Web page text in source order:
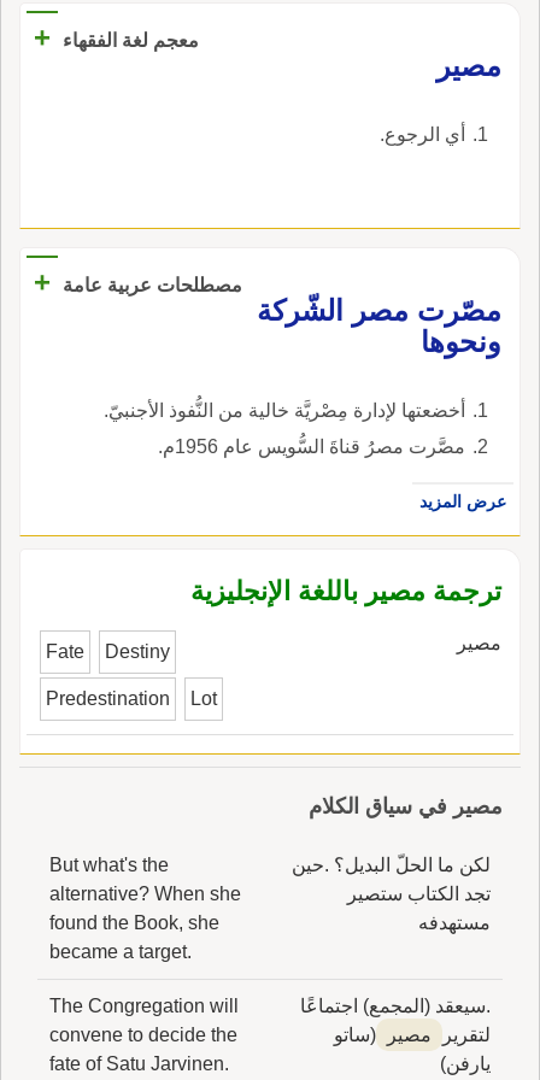
معجم لغة الفقهاء
+
‏مصير‏
‏أي الرجوع‏.
مصطلحات عربية عامة
+
مصّرت مصر الشّركة
ونحوها
أخضعتها لإدارة مِصْريَّة خالية من النُّفوذ الأجنبيّ.
مصَّرت مصرُ قناةَ السُّويس عام 1956م.
عرض المزيد
ترجمة مصير باللغة الإنجليزية
مصير Fate Destiny
Predestination Lot
مصير في سياق الكلام
لكن ما الحلّ البديل؟ .حين
تجد الكتاب ستصير
مستهدفه
But what's the
alternative? When she
found the Book, she
became a target.
.سيعقد (المجمع) اجتماعًا
لتقرير
مصير
(ساتو
يارفن)
The Congregation will
convene to decide the
fate of Satu Jarvinen.